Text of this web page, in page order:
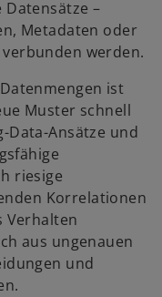
–
Metadaten oder
werden.
ist
Muster schnell
Data-Ansätze und
riesige
Korrelationen
Verhalten
aus ungenauen
und